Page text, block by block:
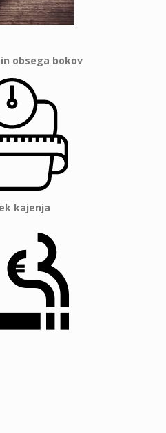
obsega bokov
kajenja